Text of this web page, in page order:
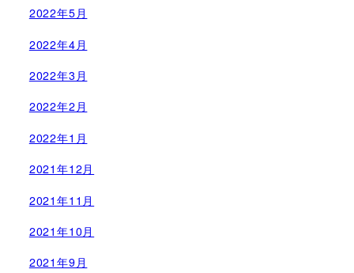
2022年5月
2022年4月
2022年3月
2022年2月
2022年1月
2021年12月
2021年11月
2021年10月
2021年9月